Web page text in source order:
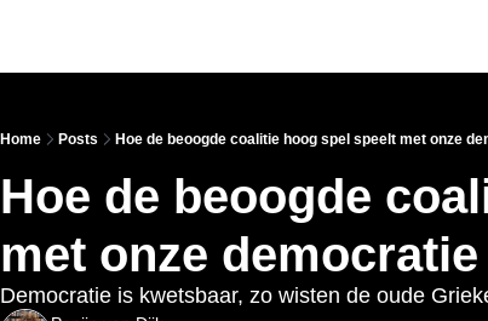
Home Posts Hoe de beoogde coalitie hoog spel speelt met onze
Hoe de beoogde
met onze democratie
Democratie is kwetsbaar, zo wisten de oude